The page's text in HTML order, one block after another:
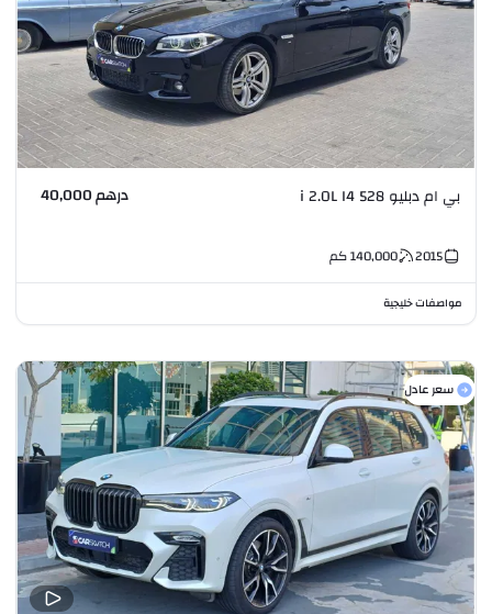
بي ام دبليو 528 i 2.0L I4 درهم 40,000
2015
140,000كم
مواصفات خليجية
سعر عادل